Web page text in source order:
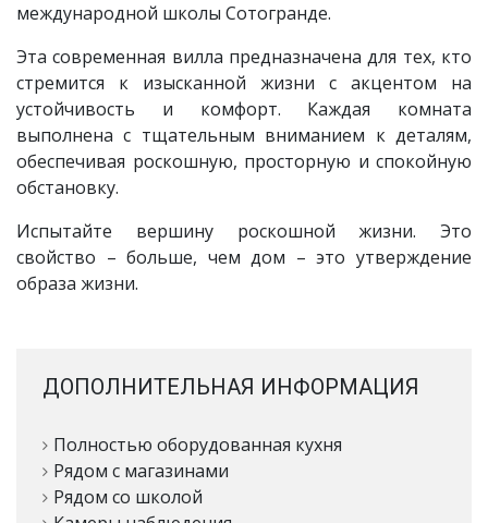
международной школы Сотогранде.
Эта современная вилла предназначена для тех, кто
стремится к изысканной жизни с акцентом на
устойчивость и комфорт. Каждая комната
выполнена с тщательным вниманием к деталям,
обеспечивая роскошную, просторную и спокойную
обстановку.
Испытайте вершину роскошной жизни. Это
свойство – больше, чем дом – это утверждение
образа жизни.
ДОПОЛНИТЕЛЬНАЯ ИНФОРМАЦИЯ
Полностью оборудованная кухня
Рядом с магазинами
Рядом со школой